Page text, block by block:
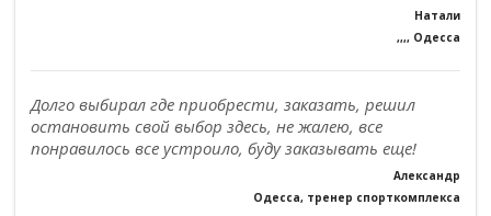
Натали
,,,, Одесса
Долго выбирал где приобрести, заказать, решил
остановить свой выбор здесь, не жалею, все
понравилось все устроило, буду заказывать еще!
Александр
Одесса, тренер спорткомплекса